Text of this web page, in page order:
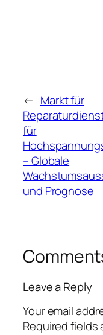
← Markt für
für
– Globale
und Prognose
Leave a Reply
Your email
Required fields